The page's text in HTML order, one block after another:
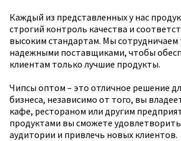
Каждый из представленных у нас
строгий контроль качества и
высоким стандартам. Мы сотрудничаем
надежными поставщиками, чтобы
клиентам только лучшие продукты.
Чипсы оптом – это отличное решение
бизнеса, независимо от того, вы
кафе, рестораном или другим
продуктами вы сможете
аудитории и привлечь новых клиентов.